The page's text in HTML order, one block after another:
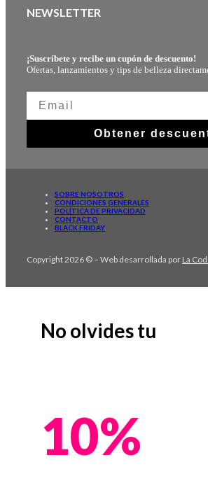
NEWSLETTER
¡Suscríbete y recibe un cupón de descuento!
Ofertas, lanzamientos y tips de belleza
Obtener
SOBRE NOSOTROS
CONDICIONES GENERALES
POLÍTICA DE PRIVACIDAD
CONTACTO
BLACK FRIDAY
Copyright 2026 © – Web desarrollada por La
No olvides tu
10%